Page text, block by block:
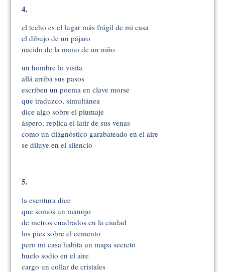
4.
el techo es el lugar más frágil de mi casa
el dibujo de un pájaro
nacido de la mano de un niño
un hombre lo visita
allá arriba sus pasos
escriben un poema en clave morse
que traduzco, simultánea
dice algo sobre el plumaje
áspero, replica el latir de sus venas
como un diagnóstico garabateado en el aire
se diluye en el silencio
5.
la escritura dice
que somos un manojo
de metros cuadrados en la ciudad
los pies sobre el cemento
pero mi casa habita un mapa secreto
huelo sodio en el aire
cargo un collar de cristales